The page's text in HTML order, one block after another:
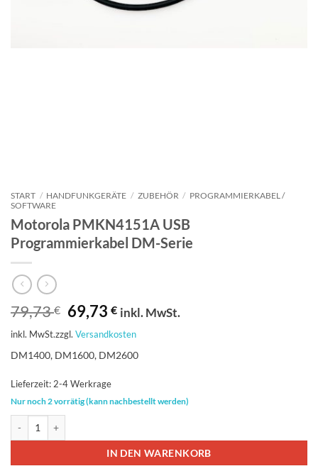
START / HANDFUNKGERÄTE / ZUBEHÖR / PROGRAMMIERKABEL /
SOFTWARE
Motorola PMKN4151A USB
Programmierkabel DM-Serie
79,73€ Ursprünglicher
Preis
war:
79,73 €
69,73€Aktueller
Preis
ist:
69,73 €.
inkl. MwSt.
inkl. MwSt.zzgl. Versandkosten
DM1400, DM1600, DM2600
Lieferzeit: 2-4 Werkrage
Nur noch 2 vorrätig (kann nachbestellt werden)
IN DEN WARENKORB